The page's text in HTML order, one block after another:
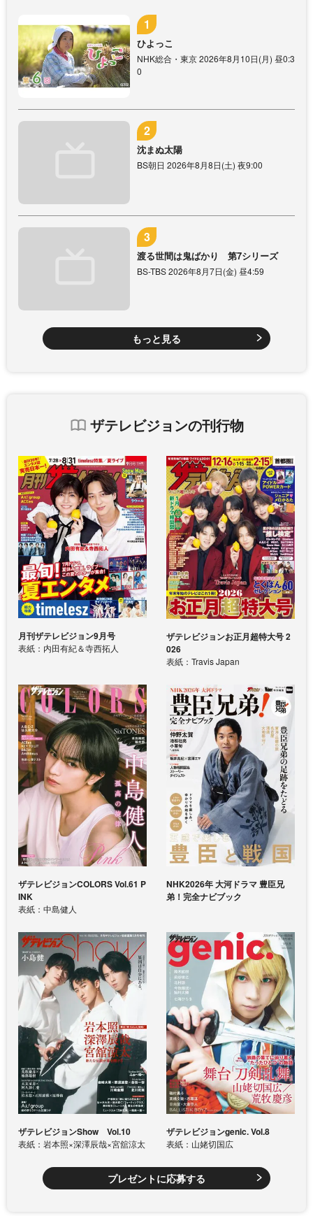
ひよっこ
NHK総合・東京 2026年8月10日(月) 昼0:3
0
沈まぬ太陽
BS朝日 2026年8月8日(土) 夜9:00
渡る世間は鬼ばかり 第7シリーズ
BS-TBS 2026年8月7日(金) 昼4:59
もっと見る
ザテレビジョンの刊行物
月刊ザテレビジョン9月号
表紙：内田有紀＆寺西拓人
ザテレビジョンお正月超特大号 2
026
表紙：Travis Japan
ザテレビジョンCOLORS Vol.61 P
INK
表紙：中島健人
NHK2026年 大河ドラマ 豊臣兄
弟！完全ナビブック
ザテレビジョンShow Vol.10
表紙：岩本照×深澤辰哉×宮舘涼太
ザテレビジョンgenic. Vol.8
表紙：山姥切国広
プレゼントに応募する